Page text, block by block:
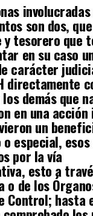
son dos,
tesorero que
en su caso
carácter
directamente
demás que
en una acción
un
o especial,
por la vía
esto a
o de los
Control; hasta